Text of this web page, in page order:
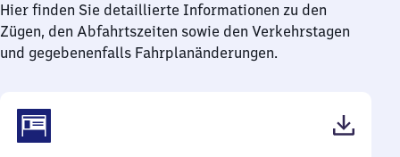
Hier finden Sie detaillierte Informationen zu den
Zügen, den Abfahrtszeiten sowie den Verkehrstagen
und gegebenenfalls Fahrplanänderungen.